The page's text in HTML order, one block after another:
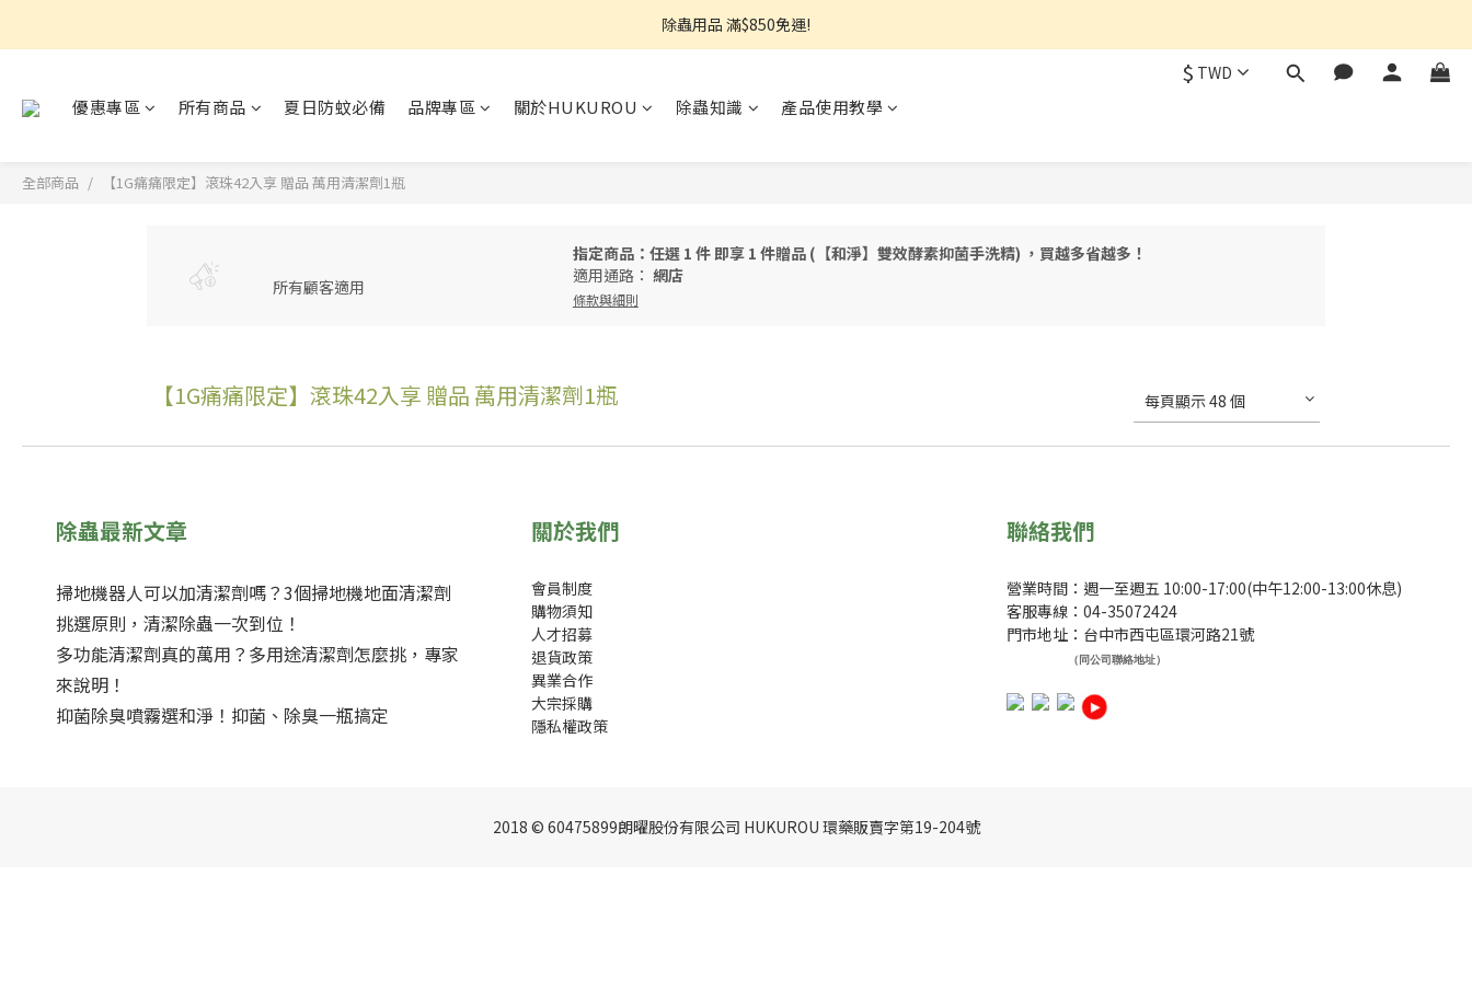
熱銷推薦⭐強效小蟑螂凝膠↘︎499
除蟲用品 滿$850免運!
熱銷推薦⭐強效小蟑螂凝膠↘︎499
$ TWD
優惠專區 所有商品 夏日防蚊必備 品牌專區 關於HUKUROU 除蟲知識 產品使用教學
全部商品 【1G痛痛限定】滾珠42入享 贈品 萬用清潔劑1瓶
所有顧客適用
指定商品：任選 1 件 即享 1 件贈品 (【和淨】雙效酵素抑菌手洗精) ，買越多省越多！
適用通路： 網店
條款與細則
【1G痛痛限定】滾珠42入享 贈品 萬用清潔劑1瓶 每頁顯示 48 個
除蟲最新文章
掃地機器人可以加清潔劑嗎？3個掃地機地面清潔劑
挑選原則，清潔除蟲一次到位！
多功能清潔劑真的萬用？多用途清潔劑怎麼挑，專家
來說明！
抑菌除臭噴霧選和淨！抑菌、除臭一瓶搞定
關於我們
會員制度
購物須知
人才招募
退貨政策
異業合作
大宗採購
隱私權政策
聯絡我們
營業時間：週一至週五 10:00-17:00(中午12:00-13:00休息)
客服專線：04-35072424
門市地址：台中市西屯區環河路21號
（同公司聯絡地址）
2018 © 60475899朗曜股份有限公司 HUKUROU 環藥販賣字第19-204號